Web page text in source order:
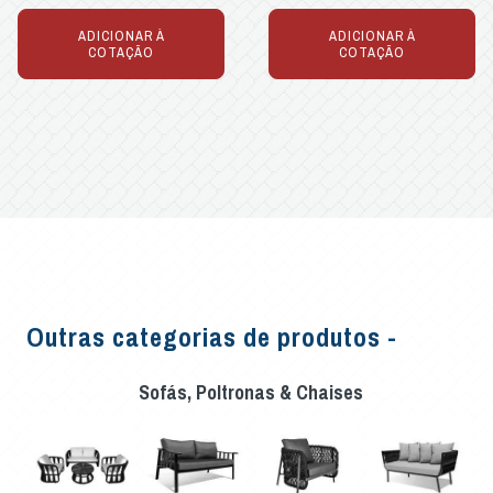
ADICIONAR À
COTAÇÃO
ADICIONAR À
COTAÇÃO
Outras categorias de produtos -
Sofás, Poltronas & Chaises